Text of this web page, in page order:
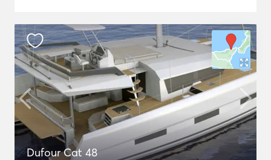
Dufour Cat 48